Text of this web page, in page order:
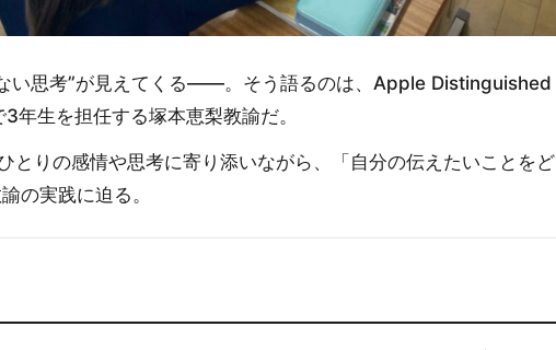
い思考”が見えてくる——。そう語るのは、Apple Distinguished
年生を担任する塚本恵梨教諭だ。
とりの感情や思考に寄り添いながら、「自分の伝えたいことをど
の実践に迫る。